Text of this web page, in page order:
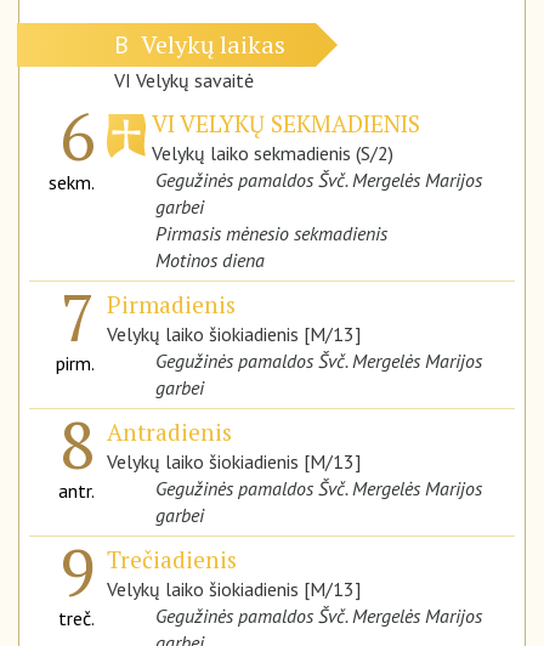
B Velykų laikas
VI Velykų savaitė
6
sekm.
VI VELYKŲ SEKMADIENIS
Velykų laiko sekmadienis (S/2)
Gegužinės pamaldos Švč. Mergelės Marijos
garbei
Pirmasis mėnesio sekmadienis
Motinos diena
7
pirm.
Pirmadienis
Velykų laiko šiokiadienis [M/13]
Gegužinės pamaldos Švč. Mergelės Marijos
garbei
8
antr.
Antradienis
Velykų laiko šiokiadienis [M/13]
Gegužinės pamaldos Švč. Mergelės Marijos
garbei
9
treč.
Trečiadienis
Velykų laiko šiokiadienis [M/13]
Gegužinės pamaldos Švč. Mergelės Marijos